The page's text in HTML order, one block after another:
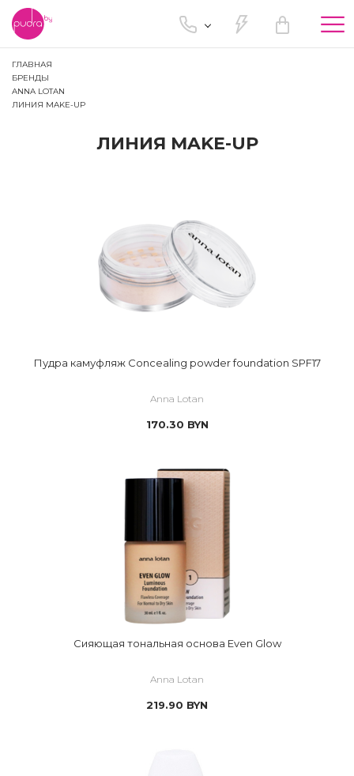
ГЛАВНАЯ
БРЕНДЫ
ANNA LOTAN
ЛИНИЯ MAKE-UP
ЛИНИЯ MAKE-UP
Пудра камуфляж Concealing powder foundation SPF17
Anna Lotan
170.30 BYN
Сияющая тональная основа Even Glow
Anna Lotan
219.90 BYN